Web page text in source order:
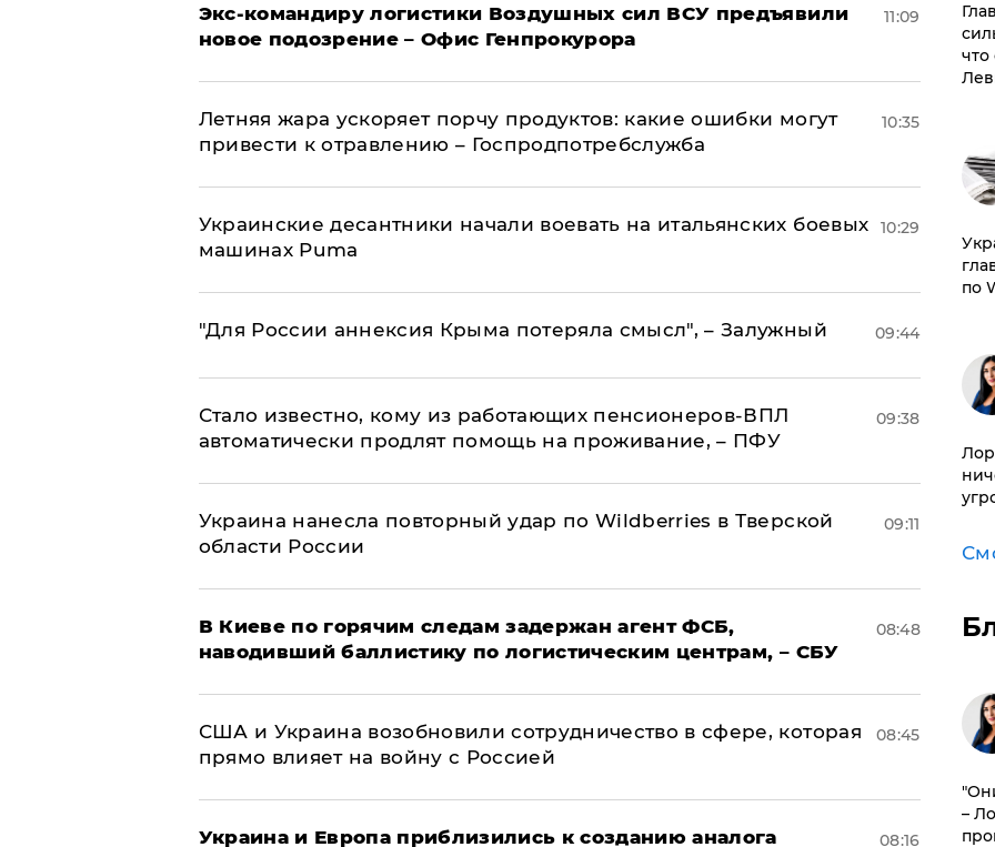
Экс-командиру логистики Воздушных сил ВСУ предъявили
новое подозрение – Офис Генпрокурора
11:09
Летняя жара ускоряет порчу продуктов: какие ошибки могут
привести к отравлению – Госпродпотребслужба
10:35
Украинские десантники начали воевать на итальянских боевых
машинах Puma
10:29
"Для России аннексия Крыма потеряла смысл", – Залужный 09:44
Стало известно, кому из работающих пенсионеров-ВПЛ
автоматически продлят помощь на проживание, – ПФУ
09:38
Украина нанесла повторный удар по Wildberries в Тверской
области России
09:11
В Киеве по горячим следам задержан агент ФСБ,
наводивший баллистику по логистическим центрам, – СБУ
08:48
США и Украина возобновили сотрудничество в сфере, которая
прямо влияет на войну с Россией
08:45
Украина и Европа приблизились к созданию аналога 08:16
что
по
–